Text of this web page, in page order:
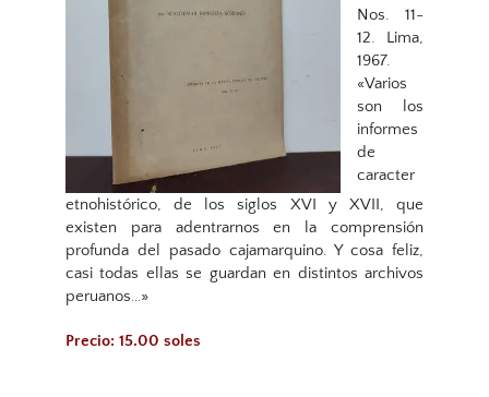
Nos. 11-
12. Lima,
1967.
«Varios
son los
informes
de
caracter
etnohistórico, de los siglos XVI y XVII, que
existen para adentrarnos en la comprensión
profunda del pasado cajamarquino. Y cosa feliz,
casi todas ellas se guardan en distintos archivos
peruanos…»
Precio: 15.00 soles